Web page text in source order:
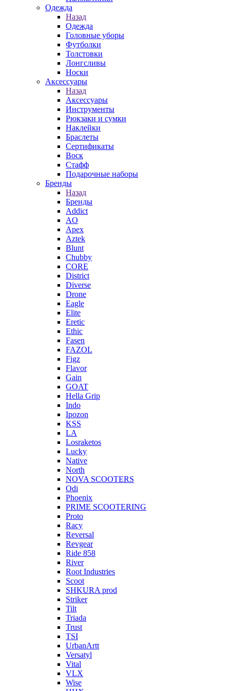
Одежда
Назад
Одежда
Головные уборы
Футболки
Толстовки
Лонгсливы
Носки
Аксессуары
Назад
Аксессуары
Инструменты
Рюкзаки и сумки
Наклейки
Браслеты
Сертификаты
Воск
Стафф
Подарочные наборы
Бренды
Назад
Бренды
Addict
AO
Apex
Aztek
Blunt
Chubby
CORE
District
Diverse
Drone
Eagle
Elite
Eretic
Ethic
Fasen
FAZOL
Figz
Flavor
Gain
GOAT
Hella Grip
Indo
Ipozon
KSS
LA
Losraketos
Lucky
Native
North
NOVA SCOOTERS
Odi
Phoenix
PRIME SCOOTERING
Proto
Racy
Reversal
Revgear
Ride 858
River
Root Industries
Scoot
SHKURA рrоd
Striker
Tilt
Triada
Trust
TSI
UrbanArtt
Versatyl
Vital
VLX
Wise